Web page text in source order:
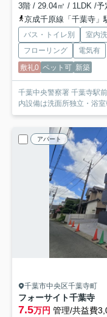
3階 / 29.04㎡ / 1LDK /予
京成千原線「千葉寺」
バス・トイレ別 室内
フローリング
電気有
敷礼0 ペット可 新築
千葉中央警察署 千葉寺駅
内設備は洗面所独立・浴
アパート
千葉市中央区千葉寺町
フォーサイト千葉寺
7.5万円 管理/共益費